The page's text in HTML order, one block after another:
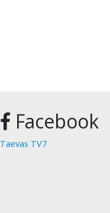
Facebook
Taevas TV7